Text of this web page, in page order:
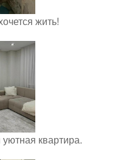
жить!
квартира.